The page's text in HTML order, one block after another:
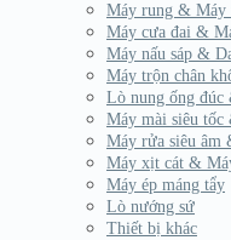
Máy rung & Máy
Máy cưa đai &
Máy nấu sáp &
Máy trộn chân
Lò nung ống
Máy mài siêu
Máy rửa siêu âm
Máy xịt cát &
Máy ép máng tẩy
Lò nướng sứ
Thiết bị khác